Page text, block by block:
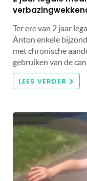
Ter ere van 2 jaar
Anton enkele
met chronische
gebruiken van de
LEES VERDER